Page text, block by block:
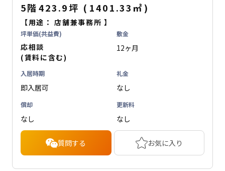
5階423.9坪 ( 1401.33 ㎡ )
【用途：店舗兼事務所 】
坪単価(共益費)
応相談
(賃料に含む)
敷金
12ヶ月
入居時期
即入居可
礼金
なし
償却
なし
更新料
なし
質問する お気に入り